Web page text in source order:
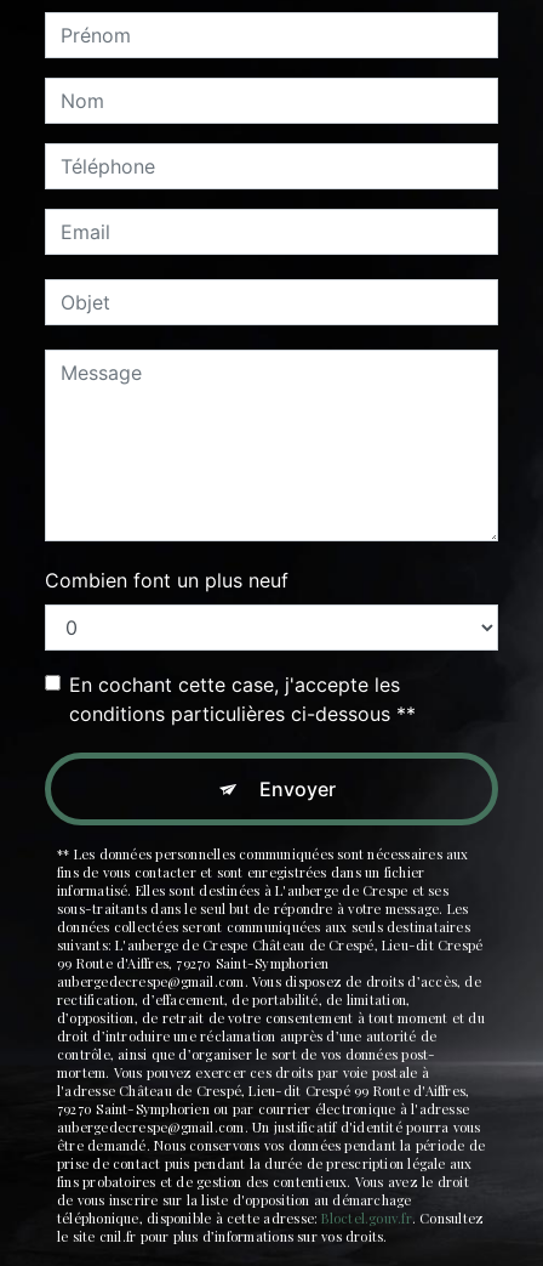
Combien font un plus neuf
En cochant cette case, j'accepte les
conditions particulières ci-dessous **
Envoyer
** Les données personnelles communiquées sont nécessaires aux
fins de vous contacter et sont enregistrées dans un fichier
informatisé. Elles sont destinées à L'auberge de Crespe et ses
sous-traitants dans le seul but de répondre à votre message. Les
données collectées seront communiquées aux seuls destinataires
suivants: L'auberge de Crespe Château de Crespé, Lieu-dit Crespé
99 Route d'Aiffres, 79270 Saint-Symphorien
aubergedecrespe@gmail.com. Vous disposez de droits d’accès, de
rectification, d’effacement, de portabilité, de limitation,
d’opposition, de retrait de votre consentement à tout moment et du
droit d’introduire une réclamation auprès d’une autorité de
contrôle, ainsi que d’organiser le sort de vos données post-
mortem. Vous pouvez exercer ces droits par voie postale à
l'adresse Château de Crespé, Lieu-dit Crespé 99 Route d'Aiffres,
79270 Saint-Symphorien ou par courrier électronique à l'adresse
aubergedecrespe@gmail.com. Un justificatif d'identité pourra vous
être demandé. Nous conservons vos données pendant la période de
prise de contact puis pendant la durée de prescription légale aux
fins probatoires et de gestion des contentieux. Vous avez le droit
de vous inscrire sur la liste d'opposition au démarchage
téléphonique, disponible à cette adresse: Bloctel.gouv.fr. Consultez
le site cnil.fr pour plus d’informations sur vos droits.